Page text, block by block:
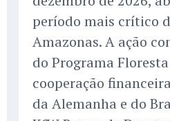
período mais crítico
Amazonas. A ação
do Programa
cooperação
da Alemanha e do